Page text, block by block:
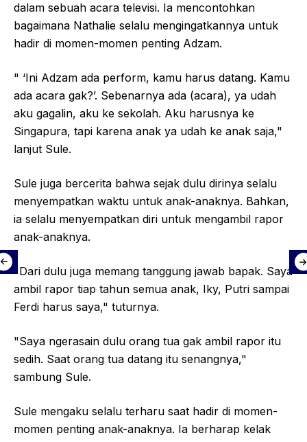
dalam sebuah acara televisi. Ia mencontohkan
bagaimana Nathalie selalu mengingatkannya untuk
hadir di momen-momen penting Adzam.
" ‘Ini Adzam ada perform, kamu harus datang. Kamu
ada acara gak?’. Sebenarnya ada (acara), ya udah
aku gagalin, aku ke sekolah. Aku harusnya ke
Singapura, tapi karena anak ya udah ke anak saja,"
lanjut Sule.
Sule juga bercerita bahwa sejak dulu dirinya selalu
menyempatkan waktu untuk anak-anaknya. Bahkan,
ia selalu menyempatkan diri untuk mengambil rapor
anak-anaknya.
"Dari dulu juga memang tanggung jawab bapak. Saya
ambil rapor tiap tahun semua anak, Iky, Putri sampai
Ferdi harus saya," tuturnya.
"Saya ngerasain dulu orang tua gak ambil rapor itu
sedih. Saat orang tua datang itu senangnya,"
sambung Sule.
Sule mengaku selalu terharu saat hadir di momen-
momen penting anak-anaknya. Ia berharap kelak